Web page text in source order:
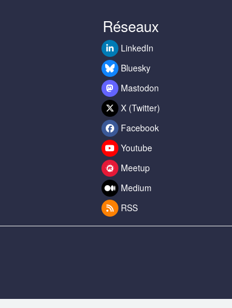
Réseaux
LinkedIn
Bluesky
Mastodon
X (Twitter)
Facebook
Youtube
Meetup
Medium
RSS